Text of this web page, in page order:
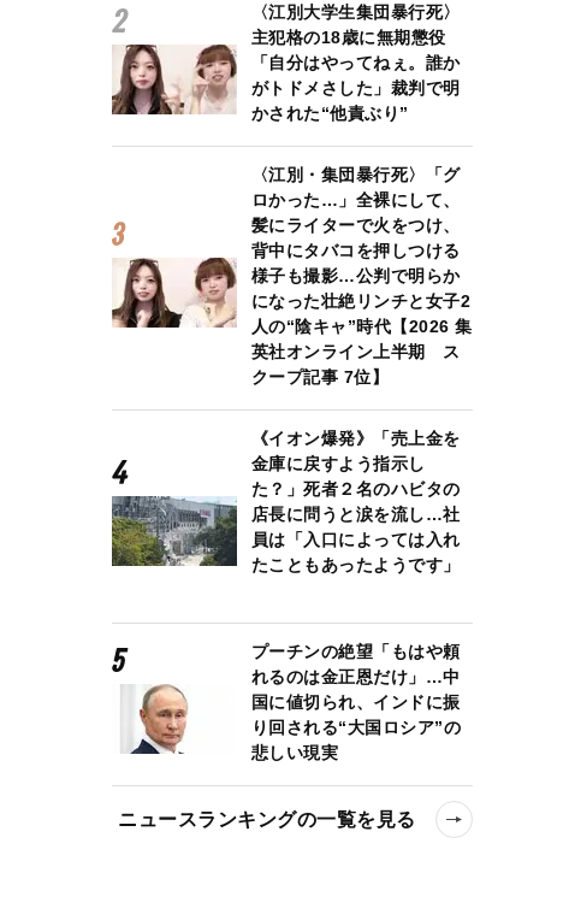
〈江別大学生集団暴行死〉
主犯格の18歳に無期懲役
「自分はやってねぇ。誰か
がトドメさした」裁判で明
かされた“他責ぶり”
〈江別・集団暴行死〉「グ
ロかった…」全裸にして、
髪にライターで火をつけ、
背中にタバコを押しつける
様子も撮影…公判で明らか
になった壮絶リンチと女子2
人の“陰キャ”時代【2026 集
英社オンライン上半期 ス
クープ記事 7位】
《イオン爆発》「売上金を
金庫に戻すよう指示し
た？」死者２名のハビタの
店長に問うと涙を流し…社
員は「入口によっては入れ
たこともあったようです」
プーチンの絶望「もはや頼
れるのは金正恩だけ」…中
国に値切られ、インドに振
り回される“大国ロシア”の
悲しい現実
ニュースランキングの一覧を見る